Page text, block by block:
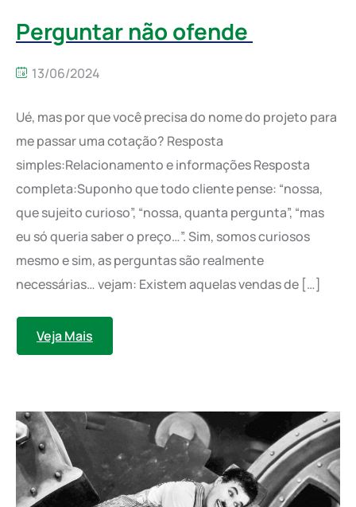
Perguntar não ofende
13/06/2024
Ué, mas por que você precisa do nome do projeto para
me passar uma cotação? Resposta
simples:Relacionamento e informações Resposta
completa:Suponho que todo cliente pense: “nossa,
que sujeito curioso”, “nossa, quanta pergunta”, “mas
eu só queria saber o preço…”. Sim, somos curiosos
mesmo e sim, as perguntas são realmente
necessárias… vejam: Existem aquelas vendas de […]
Veja Mais